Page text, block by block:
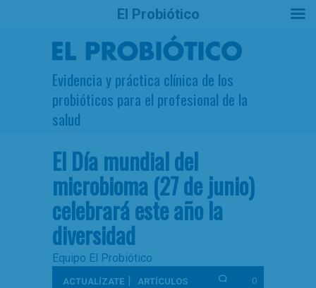
Evidencia y práctica clínica de los
probióticos para el profesional de la
salud
El Día mundial del
microbioma (27 de junio)
celebrará este año la
diversidad
Equipo El Probiótico
ACTUALÍZATE | ARTÍCULOS
0
El Probiótico